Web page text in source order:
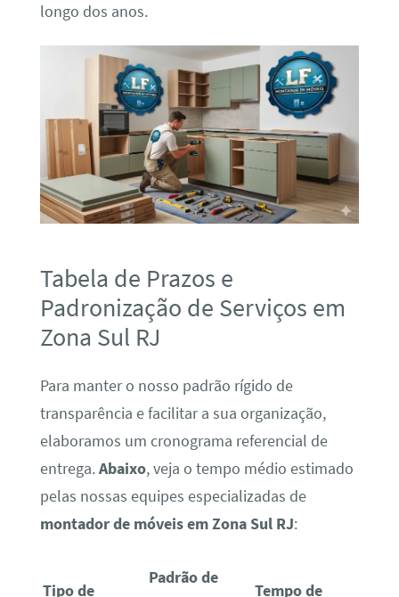
longo dos anos.
Tabela de Prazos e
Padronização de Serviços em
Zona Sul RJ
Para manter o nosso padrão rígido de
transparência e facilitar a sua organização,
elaboramos um cronograma referencial de
entrega.Abaixo, veja o tempo médio estimado
pelas nossas equipes especializadas de
montador de móveis em Zona Sul RJ:
Tipo de
Padrão de
Tempo de